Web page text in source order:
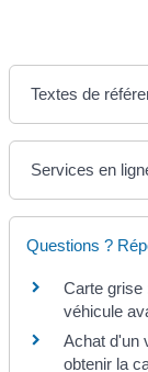
Textes de
Services en
Questions ?
Carte grise
véhicule
Achat d'un
obtenir la